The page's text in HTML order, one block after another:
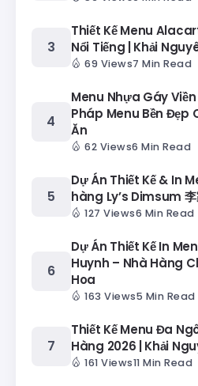
Thiết Kế Menu
Nổi Tiếng | Khải
69 Views7 Min Read
Menu Nhựa Gáy
Pháp Menu Bền Đẹp
Ăn
62 Views6 Min Read
Dự Án Thiết Kế & In
hàng Ly’s Dimsum 李
127 Views6 Min Read
Dự Án Thiết Kế In
Huynh – Nhà Hàng
Hoa
163 Views5 Min Read
Thiết Kế Menu Đa
Hàng 2026 | Khải
161 Views11 Min Read